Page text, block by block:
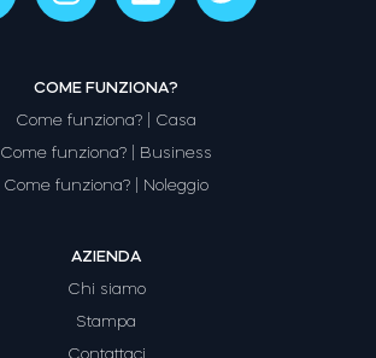
COME FUNZIONA?
Come funziona? | Casa
Come funziona? | Business
Come funziona? | Noleggio
AZIENDA
Chi siamo
Stampa
Contattaci